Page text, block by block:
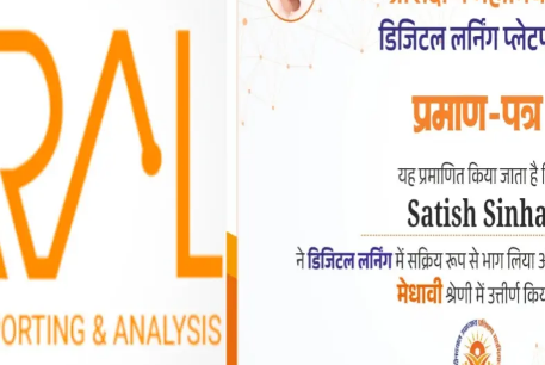
NEWS, हिंदी
न्यूज़ , HINDI
SAMACHAR,
हिंदी समाचार,
दृष्टि नाउ
बहनों ने बांधी राखी, दिया प्रेम, सद्भाव और पवित्रता का संदेश
वार्ता आज देर शाम संभव , स्टेट गेस्ट हाउस में होगी बैठक
ने रुकवाया वितरण, पहले मरम्मत के बाद ही छात्रों को मिलेगी साइकिल
विवाद: विधानसभा घेराव के दौरान हंगामा, छात्र नेता नेहा बोरा पर फेंकी गई स्याही
से वार्ता के लिए 10 सदस्यीय छात्र प्रतिनिधिमंडल की अंतिम सूची जारी